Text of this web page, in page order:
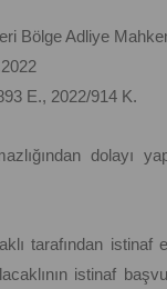
Bölge Adliye
E., 2022/914 K.
dolayı
tarafından
istinaf